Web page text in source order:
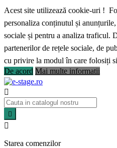
Acest site utilizează cookie-uri !
personaliza conținutul și
sociale și pentru a analiza traficul.
partenerilor de rețele sociale, de
cu privire la modul în care folosiți
De acord Mai multe informatii



Starea comenzilor